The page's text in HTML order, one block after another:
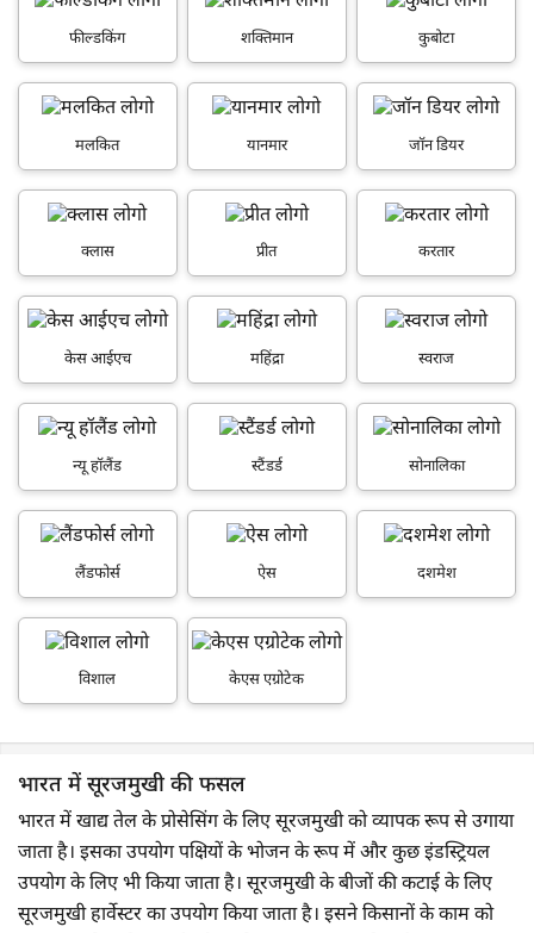
फील्डकिंग शक्तिमान कुबोटा
मलकित यानमार जॉन डियर
क्लास प्रीत करतार
केस आईएच महिंद्रा स्वराज
न्यू हॉलैंड स्टैंडर्ड सोनालिका
लैंडफोर्स ऐस दशमेश
विशाल केएस एग्रोटेक
भारत में सूरजमुखी की फसल
भारत में खाद्य तेल के प्रोसेसिंग के लिए सूरजमुखी को व्यापक रूप से उगाया
जाता है। इसका उपयोग पक्षियों के भोजन के रूप में और कुछ इंडस्ट्रियल
उपयोग के लिए भी किया जाता है। सूरजमुखी के बीजों की कटाई के लिए
सूरजमुखी हार्वेस्टर का उपयोग किया जाता है। इसने किसानों के काम को